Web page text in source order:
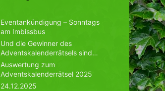
Eventankündigung – Sonntags
am Imbissbus
Und die Gewinner des
Adventskalenderrätsels sind…
Auswertung zum
Adventskalenderrätsel 2025
24.12.2025